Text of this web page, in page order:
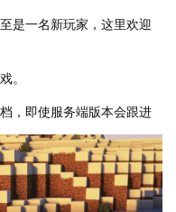
是一名新玩家，这里欢迎
。
，即使服务端版本会跟进